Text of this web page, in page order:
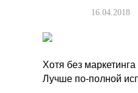
16.04.2018
Хотя без
Лучше по-полной